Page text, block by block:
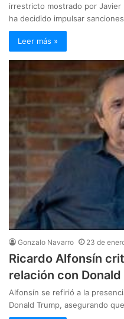
irrestricto mostrado por Javier
ha decidido impulsar
Leer más »
Gonzalo Navarro 23 de
Ricardo Alfonsín
relación con Donald
Alfonsín se refirió a la
Donald Trump, asegurando